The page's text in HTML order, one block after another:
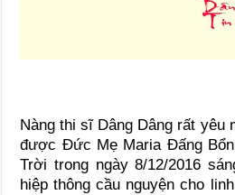
Nàng thi sĩ Dâng Dâng rất yêu
được Đức Mẹ Maria Đấng
Trời trong ngày 8/12/2016
hiệp thông cầu nguyện cho